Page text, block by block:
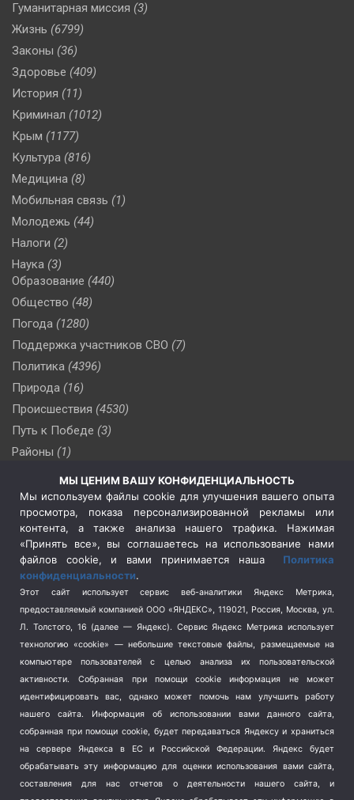
Гуманитарная миссия (3)
Жизнь (6799)
Законы (36)
Здоровье (409)
История (11)
Криминал (1012)
Крым (1177)
Культура (816)
Медицина (8)
Мобильная связь (1)
Молодежь (44)
Налоги (2)
Наука (3)
Образование (440)
Общество (48)
Погода (1280)
Поддержка участников СВО (7)
Политика (4396)
Природа (16)
Происшествия (4530)
Путь к Победе (3)
Районы (1)
(510)
Сельское хозяйство (3)
Социальная политика
(3)
Спецоперация в Украине
Спецоперация на Украине
(404)
Спорт (740)
Терроризм (1)
Транспорт (262)
Туризм (178)
Школа и спорт (2)
Экология (8)
Экономика (1172)
МЫ ЦЕНИМ ВАШУ КОНФИДЕНЦИАЛЬНОСТЬ
Мы используем файлы cookie для улучшения вашего опыта
просмотра, показа персонализированной рекламы или
контента, а также анализа нашего трафика. Нажимая
«Принять все», вы соглашаетесь на использование нами
файлов cookie, и вами принимается наша Политика
конфиденциальности.
Этот сайт использует сервис веб-аналитики Яндекс Метрика,
предоставляемый компанией ООО «ЯНДЕКС», 119021, Россия, Москва, ул.
Л. Толстого, 16 (далее — Яндекс). Сервис Яндекс Метрика использует
технологию «cookie» — небольшие текстовые файлы, размещаемые на
компьютере пользователей с целью анализа их пользовательской
активности.
Собранная при помощи cookie информация не может
идентифицировать вас, однако может помочь нам улучшить работу
нашего сайта. Информация об использовании вами данного сайта,
собранная при помощи cookie, будет передаваться Яндексу и храниться
на сервере Яндекса в ЕС и Российской Федерации. Яндекс будет
обрабатывать эту информацию для оценки использования вами сайта,
составления для нас отчетов о деятельности нашего сайта, и